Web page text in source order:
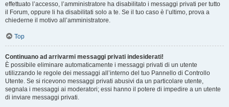
effettuato l’accesso, l’amministratore ha disabilitato i messaggi privati per tutto
il Forum, oppure li ha disabilitati solo a te. Se il tuo caso è l’ultimo, prova a
chiederne il motivo all’amministratore.
Top
Continuano ad arrivarmi messaggi privati indesiderati!
È possibile eliminare automaticamente i messaggi privati ​​di un utente
utilizzando le regole dei messaggi all’interno del tuo Pannello di Controllo
Utente. Se si ricevono messaggi privati ​​abusivi da un particolare utente,
segnala i messaggi ai moderatori; essi hanno il potere di impedire a un utente
di inviare messaggi privati​​.